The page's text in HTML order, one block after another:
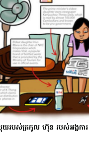
លុយ​របស់​ត្រកូល ហ៊ុន របស់​អង្គក